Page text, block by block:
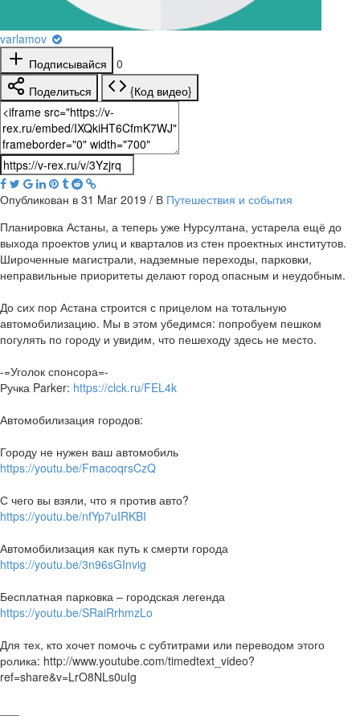
varlamov
Подписывайся
0
Поделиться
{Код видео}
Опубликован в 31 Mar 2019 / В Путешествия и события
Планировка Астаны, а теперь уже Нурсултана, устарела ещё до
выхода проектов улиц и кварталов из стен проектных институтов.
Широченные магистрали, надземные переходы, парковки,
неправильные приоритеты делают город опасным и неудобным.
До сих пор Астана строится с прицелом на тотальную
автомобилизацию. Мы в этом убедимся: попробуем пешком
погулять по городу и увидим, что пешеходу здесь не место.
-=Уголок спонсора=-
Ручка Parker: https://clck.ru/FEL4k
Автомобилизация городов:
Городу не нужен ваш автомобиль
https://youtu.be/FmacoqrsCzQ
С чего вы взяли, что я против авто?
https://youtu.be/nfYp7uIRKBI
Автомобилизация как путь к смерти города
https://youtu.be/3n96sGInvig
Бесплатная парковка – городская легенда
https://youtu.be/SRaiRrhmzLo
Для тех, кто хочет помочь с субтитрами или переводом этого
ролика: http://www.youtube.com/timedtext_video?
ref=share&v=LrO8NLs0uIg